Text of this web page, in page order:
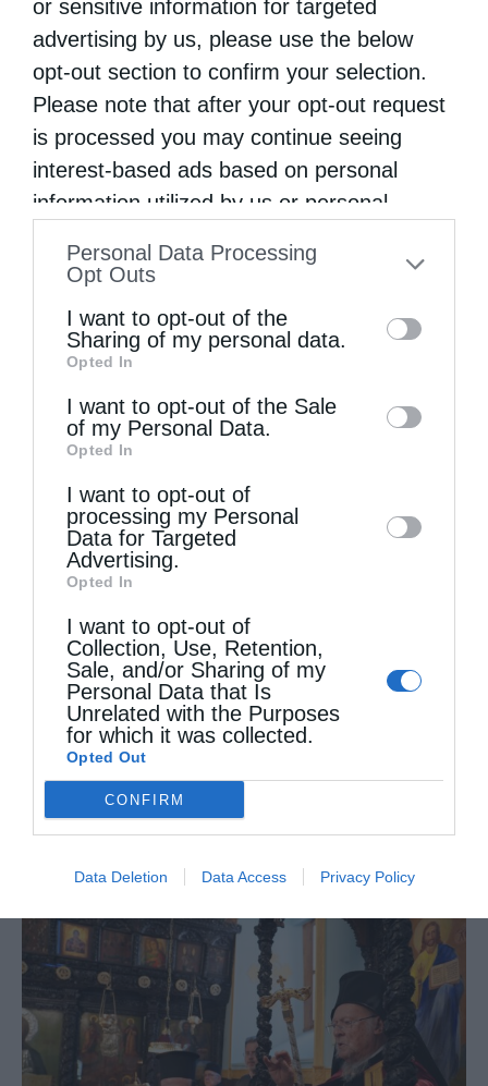
or sensitive information for targeted
advertising by us, please use the below
opt-out section to confirm your selection.
Please note that after your opt-out request
is processed you may continue seeing
interest-based ads based on personal
information utilized by us or personal
to your opt-out. You may separately opt-out
information by third parties on the IAB’s list
of downstream participants. This
information may also be disclosed by us to
third parties on theIAB’s List of
Downstream Participants
disclose it to other third parties.
Personal Data Processing
Opt Outs
I want to opt-out of the
Sharing of my personal data.
Opted In
I want to opt-out of the Sale
of my Personal Data.
Opted In
I want to opt-out of
processing my Personal
Data for Targeted
Advertising.
Opted In
I want to opt-out of
Collection, Use, Retention,
Sale, and/or Sharing of my
Personal Data that Is
Unrelated with the Purposes
for which it was collected.
Opted Out
CONFIRM
Data Deletion Data Access Privacy Policy
Η Εορτή της Αγίας Άννης στα Ιεροσόλυμα
Ο νέος Πρέσβυς της Γεωργίας στο Πατριαρχείο
Ιεροσολύμων